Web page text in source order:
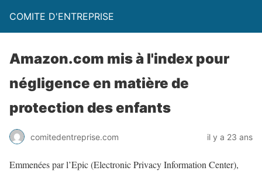
COMITE D'ENTREPRISE
Amazon.com mis à l'index pour
négligence en matière de
protection des enfants
comitedentreprise.com il y a 23 ans
Emmenées par l’Epic (Electronic Privacy Information Center),